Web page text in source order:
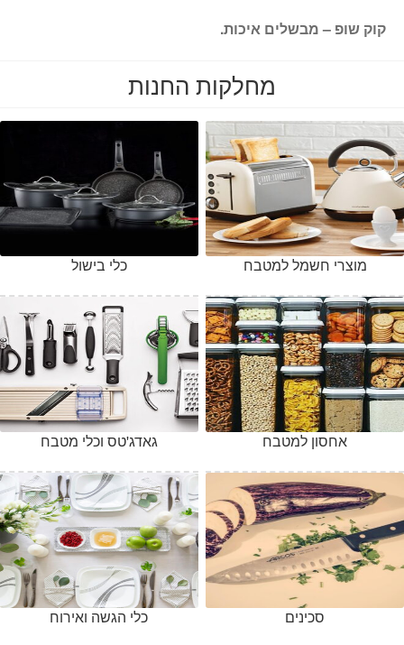
קוק שופ – מבשלים איכות.
מחלקות החנות
כלי בישול מוצרי חשמל למטבח
גאדג'טס וכלי מטבח אחסון למטבח
כלי הגשה ואירוח סכינים